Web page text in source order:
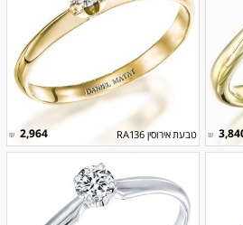
₪ טבעת אירוסין RA136 2,964
₪